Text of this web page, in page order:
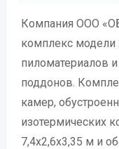
Компания ООО
комплекс
пиломатериалов
поддонов.
камер,
изотермических
7,4х2,6х3,35 м и